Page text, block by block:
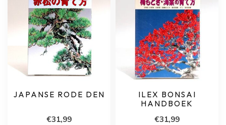
JAPANSE RODE DEN
€31,99
ILEX BONSAI
HANDBOEK
€31,99